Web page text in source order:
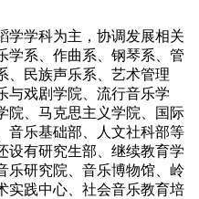
学学科为主，协调发展相关
学系、作曲系、钢琴系、管
、民族声乐系、艺术管理
与戏剧学院、流行音乐学
院、马克思主义学院、国际
音乐基础部、人文社科部等
设有研究生部、继续教育学
乐研究院、音乐博物馆、岭
实践中心、社会音乐教育培